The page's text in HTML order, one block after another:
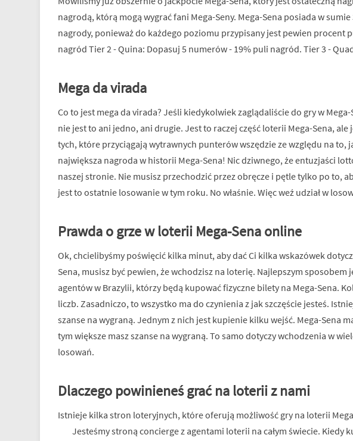
nagrodą, którą mogą wygrać fani Mega-Seny. Mega-Sena posiada w
nagrody, ponieważ do każdego poziomu przypisany jest pewien procent
nagród Tier 2 - Quina: Dopasuj 5 numerów - 19% puli nagród. Tier 3 -
Mega da virada
Co to jest mega da virada? Jeśli kiedykolwiek zaglądaliście do gry w
nie jest to ani jedno, ani drugie. Jest to raczej część loterii Mega-Sena,
tych, które przyciągają wytrawnych punterów wszędzie ze względu na to,
największa nagroda w historii Mega-Sena! Nic dziwnego, że entuzjaści
naszej stronie. Nie musisz przechodzić przez obręcze i pętle tylko po to,
jest to ostatnie losowanie w tym roku. No właśnie. Więc weź udział w
Prawda o grze w loterii Mega-Sena online
Ok, chcielibyśmy poświęcić kilka minut, aby dać Ci kilka wskazówek
Sena, musisz być pewien, że wchodzisz na loterię. Najlepszym sposobem
agentów w Brazylii, którzy będą kupować fizyczne bilety na Mega-Sena.
liczb. Zasadniczo, to wszystko ma do czynienia z jak szczęście jesteś.
szanse na wygraną. Jednym z nich jest kupienie kilku wejść. Mega-Sena
tym większe masz szanse na wygraną. To samo dotyczy wchodzenia w
losowań.
Dlaczego powinieneś grać na loterii z nami
Istnieje kilka stron loteryjnych, które oferują możliwość gry na loterii
Jesteśmy stroną concierge z agentami loterii na całym świecie. Kiedy